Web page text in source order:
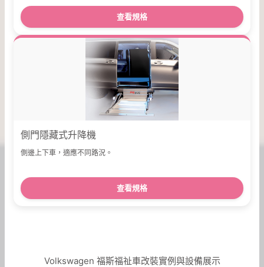
查看規格
側門隱藏式升降機
側邊上下車，適應不同路況。
查看規格
Volkswagen 福斯福祉車改裝實例與設備展示